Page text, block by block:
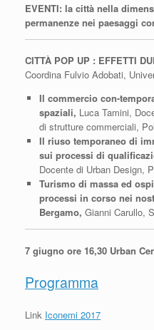
EVENTI: la città nella
permanenze nei paesaggi
CITTÀ POP UP : EFFETTI
Coordina Fulvio Adobati,
Il commercio con-
spaziali, Luca Tamini,
di strutture commerciali,
Il riuso temporaneo di
sui processi di
Docente di Urban Design,
Turismo di massa ed
processi in corso nei
Bergamo, Gianni Carullo,
7 giugno ore 16,30 Urban
Programma
Link Iconemi 2017